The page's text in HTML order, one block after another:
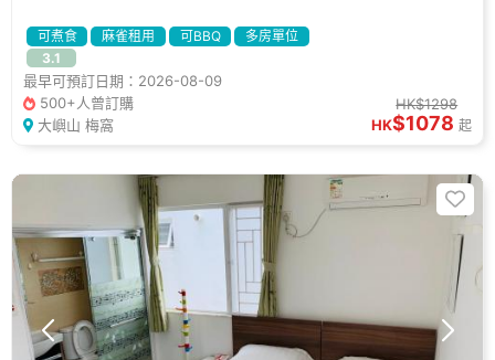
可煮食 麻雀租用 可BBQ
多房單位
3.1
最早可預訂日期：2026-08-09
500+人曾訂購
大嶼山 梅窩
HK$1298
HK$1078 起